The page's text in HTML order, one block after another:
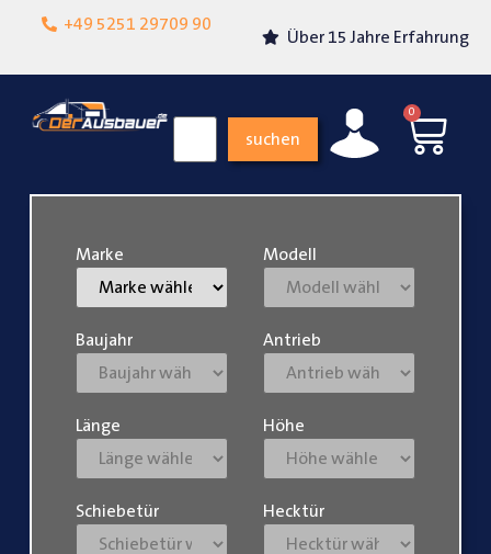
+49 5251 29709 90
Lokalgeschäft in
Über 15 Jahre Erfahrung
suchen
0
Marke Modell
Baujahr Antrieb
Länge Höhe
Schiebetür Hecktür